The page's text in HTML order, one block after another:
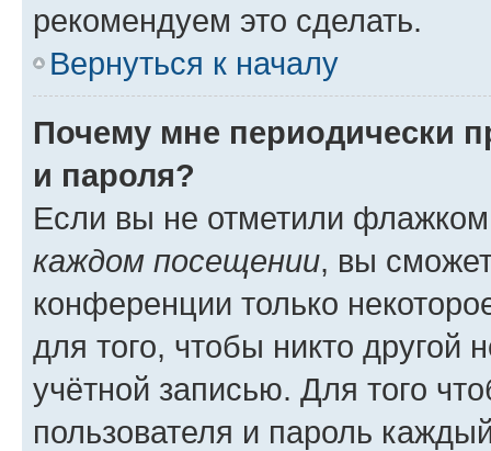
рекомендуем это сделать.
Вернуться к началу
Почему мне периодически
и пароля?
Если вы не отметили
каждом посещении, вы
конференции только
для того, чтобы никто другой
учётной записью. Для того
пользователя и пароль